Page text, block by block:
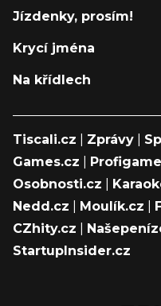
Jízdenky, prosím!
Krycí jména
Na křídlech
Tiscali.cz Zprávy
Games.cz
Osobnosti.cz
Nedd.cz
Moulík.cz
CZhity.cz
StartupInsider.cz